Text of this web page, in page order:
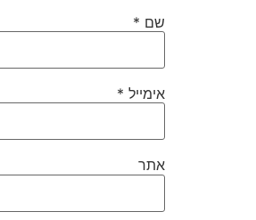
שם *
אימייל *
אתר